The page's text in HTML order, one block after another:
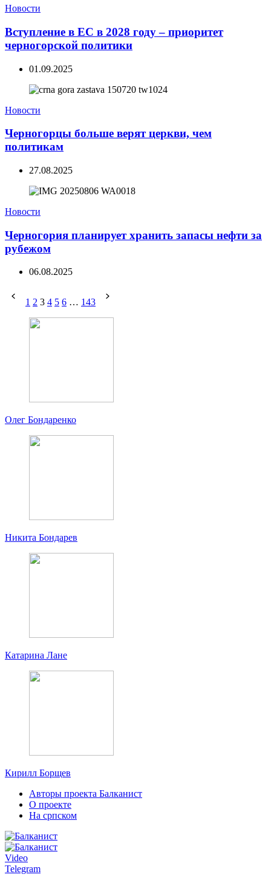
Новости
Вступление в ЕС в 2028 году – приоритет
черногорской политики
01.09.2025
Новости
Черногорцы больше верят церкви, чем
политикам
27.08.2025
Новости
Черногория планирует хранить запасы нефти за
рубежом
06.08.2025
1 2 3 4 5 6 … 143
Олег Бондаренко
Никита Бондарев
Катарина Лане
Кирилл Борщев
Авторы проекта Балканист
О проекте
На српском
Video
Telegram